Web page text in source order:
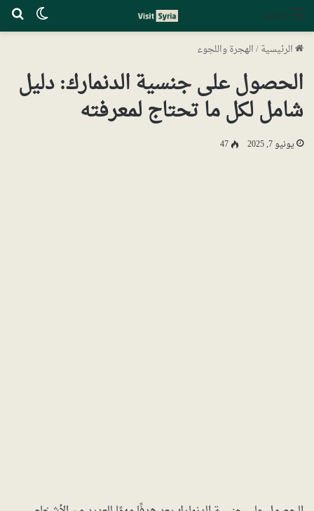
القائمة
الرئيسية/الهجرة واللجوء
الحصول على جنسية الدنمارك: دليل
شامل لكل ما تحتاج لمعرفته
يونيو 7, 2025 47